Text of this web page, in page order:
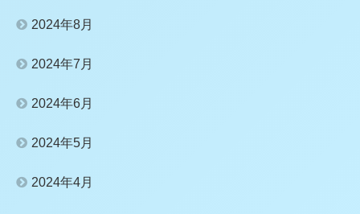
2024年8月
2024年7月
2024年6月
2024年5月
2024年4月